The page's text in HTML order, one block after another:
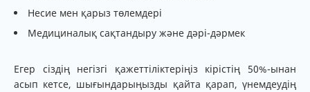
Несие мен қарыз төлемдері
Медициналық сақтандыру және дәрі-дәрмек
Егер сіздің негізгі қажеттіліктеріңіз кірістің 50%-ынан
асып кетсе, шығындарыңызды қайта қарап, үнемдеудің